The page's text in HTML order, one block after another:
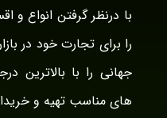
با درنظر گرفتن انواع و
را برای تجارت خود در
جهانی را با
های مناسب تهیه و